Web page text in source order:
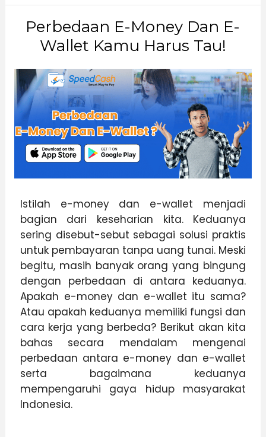
Perbedaan E-Money Dan E-
Wallet Kamu Harus Tau!
Istilah e-money dan e-wallet menjadi
bagian dari keseharian kita. Keduanya
sering disebut-sebut sebagai solusi praktis
untuk pembayaran tanpa uang tunai. Meski
begitu, masih banyak orang yang bingung
dengan perbedaan di antara keduanya.
Apakah e-money dan e-wallet itu sama?
Atau apakah keduanya memiliki fungsi dan
cara kerja yang berbeda? Berikut akan kita
bahas secara mendalam mengenai
perbedaan antara e-money dan e-wallet
serta bagaimana keduanya
mempengaruhi gaya hidup masyarakat
Indonesia.